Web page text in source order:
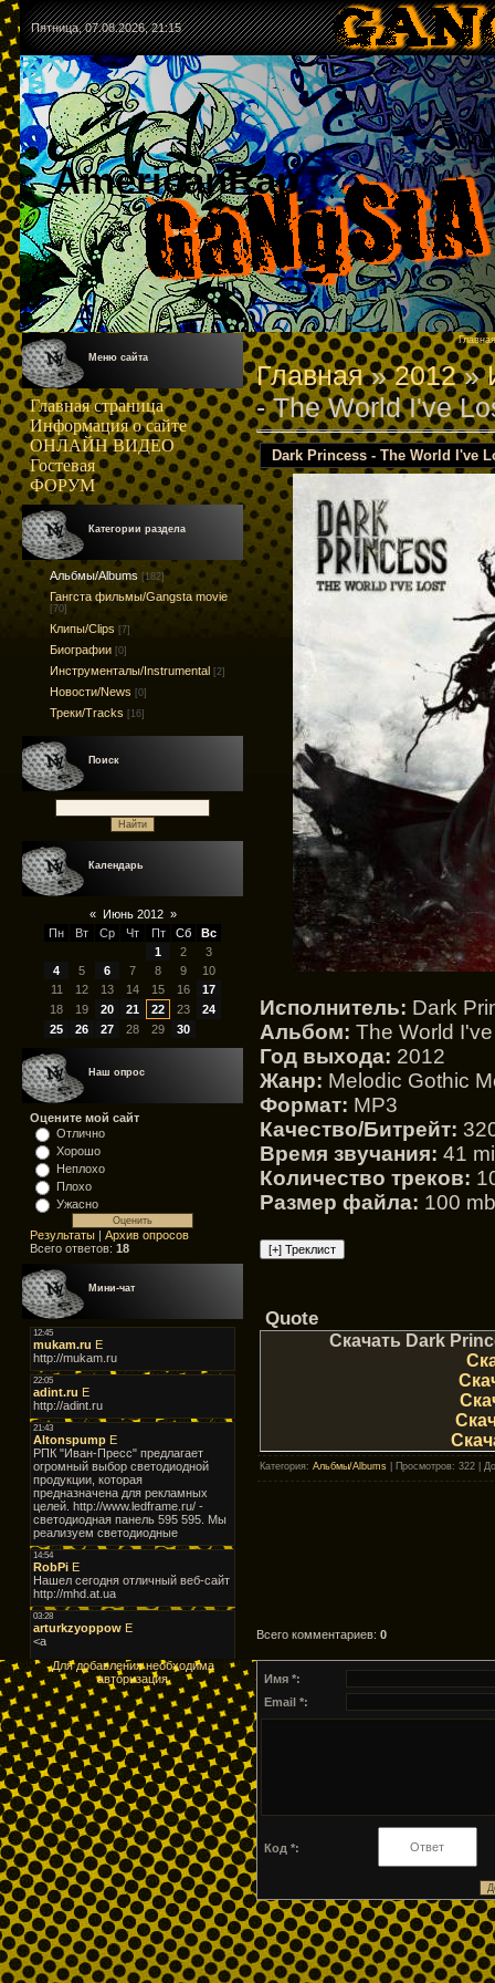
Пятница, 07.08.2026, 21:15
AmericanRap
Меню сайта
Главная страница
Информация о сайте
ОНЛАЙН ВИДЕО
Гостевая
ФОРУМ
Категории раздела
Альбмы/Albums [182]
Гангста фильмы/Gangsta movie
[70]
Клипы/Clips [7]
Биографии [0]
Инструменталы/Instrumental [2]
Новости/News [0]
Треки/Tracks [16]
Поиск
Календарь
« Июнь 2012 »
Пн
Вт Ср Чт Пт Сб
Вс
1
2
3
4
5 6 7 8 9
10
11
12 13 14 15 16
17
18
19 20 21 22 23
24
25
26 27 28 29 30
Наш опрос
Оцените мой сайт
Отлично
Хорошо
Неплохо
Плохо
Ужасно
Результаты | Архив опросов
Всего ответов: 18
Мини-чат
Для добавления необходима
авторизация
Главная
Главная»2012 »
- The World I've
Dark Princess - The World I've
Исполнитель: Dark
Альбом: The World
Год выхода: 2012
Жанр: Melodic Gothic
Формат: MP3
Качество/Битрейт:
Время звучания: 41
Количество треков:
Размер файла: 100 mb
Quote
Скачать Dark
Категория: Альбмы/Albums Просмотров: 322 |
Всего комментариев: 0
Имя *:
Email *:
Код *: